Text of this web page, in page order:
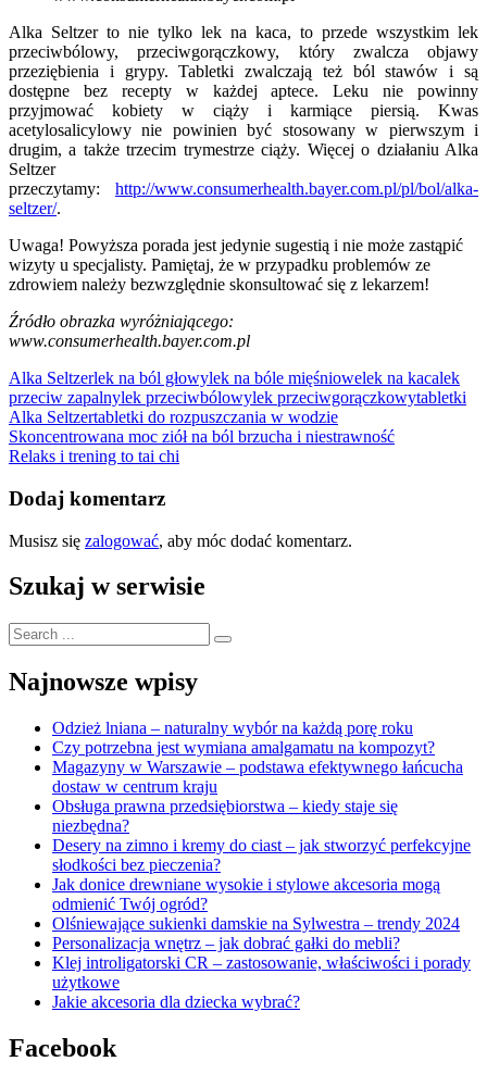
Alka Seltzer to nie tylko lek na kaca, to przede wszystkim lek
przeciwbólowy, przeciwgorączkowy, który zwalcza objawy
przeziębienia i grypy. Tabletki zwalczają też ból stawów i są
dostępne bez recepty w każdej aptece. Leku nie powinny
przyjmować kobiety w ciąży i karmiące piersią. Kwas
acetylosalicylowy nie powinien być stosowany w pierwszym i
drugim, a także trzecim trymestrze ciąży. Więcej o działaniu Alka
Seltzer
przeczytamy: http://www.consumerhealth.bayer.com.pl/pl/bol/alka-
seltzer/.
Uwaga! Powyższa porada jest jedynie sugestią i nie może zastąpić
wizyty u specjalisty. Pamiętaj, że w przypadku problemów ze
zdrowiem należy bezwzględnie skonsultować się z lekarzem!
Źródło obrazka wyróżniającego:
www.consumerhealth.bayer.com.pl
Alka Seltzerlek na ból głowylek na bóle mięśniowelek na kacalek
przeciw zapalnylek przeciwbólowylek przeciwgorączkowytabletki
Alka Seltzertabletki do rozpuszczania w wodzie
Nawigacja
wpisu
Skoncentrowana moc ziół na ból brzucha i niestrawność
Relaks i trening to tai chi
Dodaj komentarz
Musisz się zalogować, aby móc dodać komentarz.
Szukaj w serwisie
Search
for:
Najnowsze wpisy
Odzież lniana – naturalny wybór na każdą porę roku
Czy potrzebna jest wymiana amalgamatu na kompozyt?
Magazyny w Warszawie – podstawa efektywnego łańcucha
dostaw w centrum kraju
Obsługa prawna przedsiębiorstwa – kiedy staje się
niezbędna?
Desery na zimno i kremy do ciast – jak stworzyć perfekcyjne
słodkości bez pieczenia?
Jak donice drewniane wysokie i stylowe akcesoria mogą
odmienić Twój ogród?
Olśniewające sukienki damskie na Sylwestra – trendy 2024
Personalizacja wnętrz – jak dobrać gałki do mebli?
Klej introligatorski CR – zastosowanie, właściwości i porady
użytkowe
Jakie akcesoria dla dziecka wybrać?
Facebook